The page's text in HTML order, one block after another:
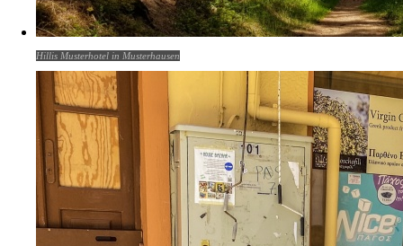
Hillis Musterhotel in Musterhausen